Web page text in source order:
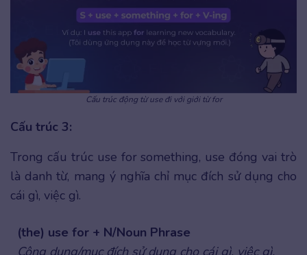
Cấu trúc động từ use đi với giới từ for
Cấu trúc 3:
Trong cấu trúc use for something, use đóng vai trò
là danh từ, mang ý nghĩa chỉ mục đích sử dụng cho
cái gì, việc gì.
(the) use for + N/Noun Phrase
Công dụng/mục đích sử dụng cho cái gì, việc gì.